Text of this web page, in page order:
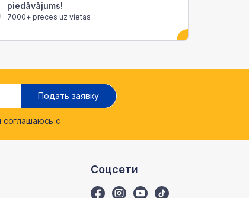
piedāvājums!
7000+ preces uz vietas
Подать заявку
с
Соцсети